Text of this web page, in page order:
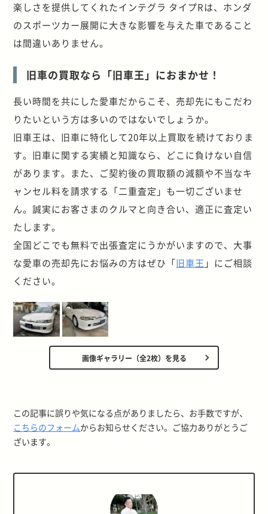
楽しさを提供してくれたインテグラ タイプRは、ホンダ
のスポーツカー展開に大きな影響を与えた車であること
は間違いありません。
旧車の買取なら「旧車王」におまかせ！
長い時間を共にした愛車だからこそ、売却先にもこだわ
りたいという方は多いのではないでしょうか。
旧車王は、旧車に特化して20年以上買取を続けておりま
す。旧車に関する実績と知識なら、どこに負けない自信
があります。また、ご契約後の買取額の減額や不当なキ
ャンセル料を請求する「二重査定」も一切ございませ
ん。誠実にお客さまのクルマと向き合い、適正に査定い
たします。
全国どこでも無料で出張査定にうかがいますので、大事
な愛車の売却先にお悩みの方はぜひ「旧車王 」にご相談
ください。
画像ギャラリー（全2枚）を見る
この記事に誤りや気になる点がありましたら、お手数ですが、
こちらのフォームからお知らせください。ご協力ありがとうご
ざいます。